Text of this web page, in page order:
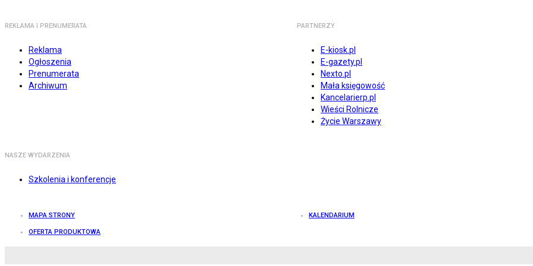
REKLAMA I PRENUMERATA
Reklama
Ogłoszenia
Prenumerata
Archiwum
PARTNERZY
E-kiosk.pl
E-gazety.pl
Nexto.pl
Mała księgowość
Kancelarierp.pl
Wieści Rolnicze
Życie Warszawy
NASZE WYDARZENIA
Szkolenia i konferencje
MAPA STRONY KALENDARIUM
OFERTA PRODUKTOWA